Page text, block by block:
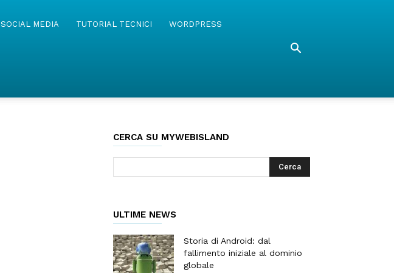
SOCIAL MEDIA TUTORIAL TECNICI WORDPRESS
CERCA SU MYWEBISLAND
ULTIME NEWS
Storia di Android: dal
fallimento iniziale al dominio
globale